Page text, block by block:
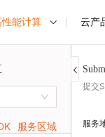
能计算 云产
服务区域
提交
服务